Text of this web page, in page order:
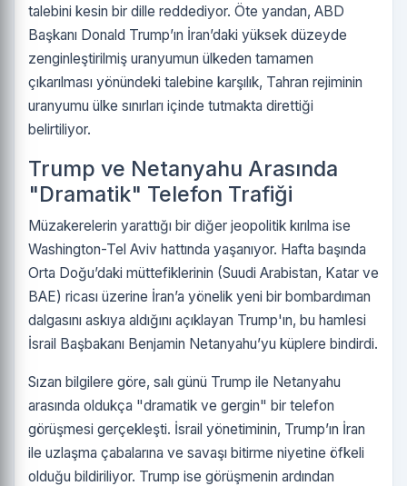
talebini kesin bir dille reddediyor. Öte yandan, ABD
Başkanı Donald Trump’ın İran’daki yüksek düzeyde
zenginleştirilmiş uranyumun ülkeden tamamen
çıkarılması yönündeki talebine karşılık, Tahran rejiminin
uranyumu ülke sınırları içinde tutmakta direttiği
belirtiliyor.
Trump ve Netanyahu Arasında
"Dramatik" Telefon Trafiği
Müzakerelerin yarattığı bir diğer jeopolitik kırılma ise
Washington-Tel Aviv hattında yaşanıyor. Hafta başında
Orta Doğu’daki müttefiklerinin (Suudi Arabistan, Katar ve
BAE) ricası üzerine İran’a yönelik yeni bir bombardıman
dalgasını askıya aldığını açıklayan Trump'ın, bu hamlesi
İsrail Başbakanı Benjamin Netanyahu’yu küplere bindirdi.
Sızan bilgilere göre, salı günü Trump ile Netanyahu
arasında oldukça "dramatik ve gergin" bir telefon
görüşmesi gerçekleşti. İsrail yönetiminin, Trump’ın İran
ile uzlaşma çabalarına ve savaşı bitirme niyetine öfkeli
olduğu bildiriliyor. Trump ise görüşmenin ardından